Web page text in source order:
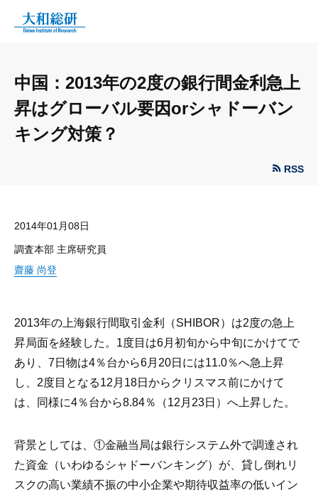
中国：2013年の2度の銀行間金利急上
昇はグローバル要因orシャドーバン
キング対策？
RSS
2014年01月08日
調査本部 主席研究員
齋藤 尚登
2013年の上海銀行間取引金利（SHIBOR）は2度の急上
昇局面を経験した。1度目は6月初旬から中旬にかけてで
あり、7日物は4％台から6月20日には11.0％へ急上昇
し、2度目となる12月18日からクリスマス前にかけて
は、同様に4％台から8.84％（12月23日）へ上昇した。
背景としては、①金融当局は銀行システム外で調達され
た資金（いわゆるシャドーバンキング）が、貸し倒れリ
スクの高い業績不振の中小企業や期待収益率の低いイン